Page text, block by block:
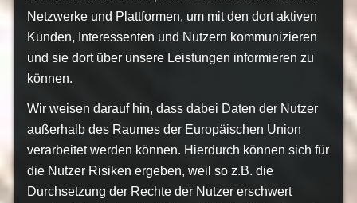
Netzwerke und Plattformen, um mit den dort aktiven
Kunden, Interessenten und Nutzern kommunizieren
und sie dort über unsere Leistungen informieren zu
können.
Wir weisen darauf hin, dass dabei Daten der Nutzer
außerhalb des Raumes der Europäischen Union
verarbeitet werden können. Hierdurch können sich für
die Nutzer Risiken ergeben, weil so z.B. die
Durchsetzung der Rechte der Nutzer erschwert